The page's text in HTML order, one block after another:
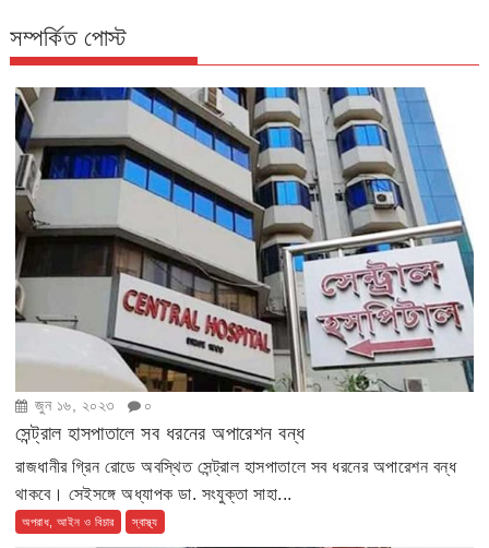
সম্পর্কিত পোস্ট
জুন ১৬, ২০২৩ ০
সেন্ট্রাল হাসপাতালে সব ধরনের অপারেশন বন্ধ
রাজধানীর গ্রিন রোডে অবস্থিত সেন্ট্রাল হাসপাতালে সব ধরনের অপারেশন বন্ধ
থাকবে। সেইসঙ্গে অধ্যাপক ডা. সংযুক্তা সাহা...
অপরাধ, আইন ও বিচার স্বাস্থ্য